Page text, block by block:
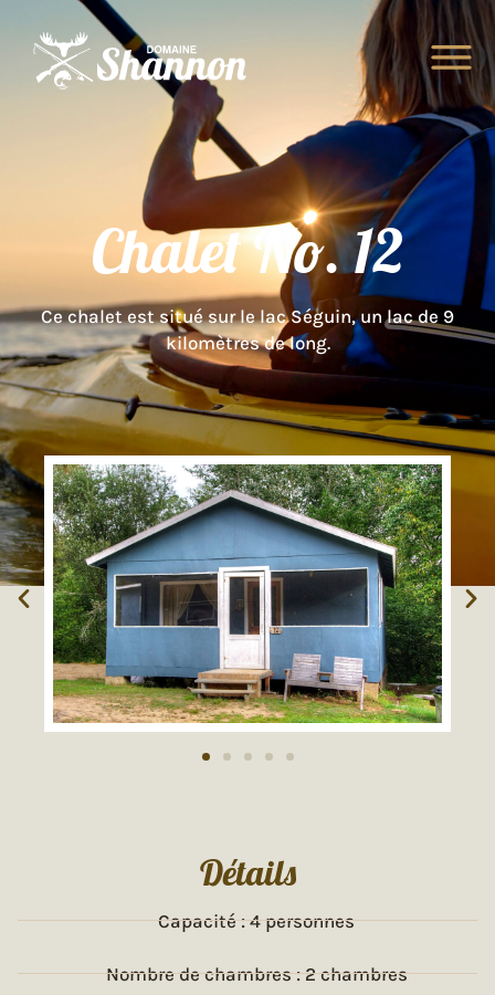
Chalet No. 12
Ce chalet est situé sur le lac Séguin, un lac de 9
kilomètres de long.
Détails
Capacité : 4 personnes
Nombre de chambres : 2 chambres